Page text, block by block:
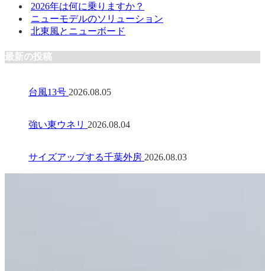
2026年は何に乗りますか？
ニューモデルのソリューション
北東風とニューボード
最新の投稿
台風13号 2026.08.05
強い東ウネリ 2026.08.04
サイズアップする千葉外房 2026.08.03